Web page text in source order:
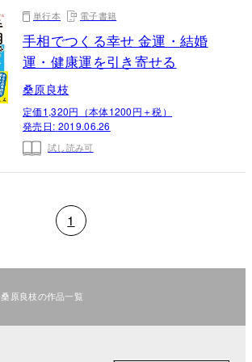
単行本 電子書籍
手相でつくる幸せ 金運・結婚
運・健康運を引き寄せる
桑原良枝
定価1,320円（本体1200円＋税）
発売日: 2019.06.26
試し読み可
1
桑原良枝の作品一覧